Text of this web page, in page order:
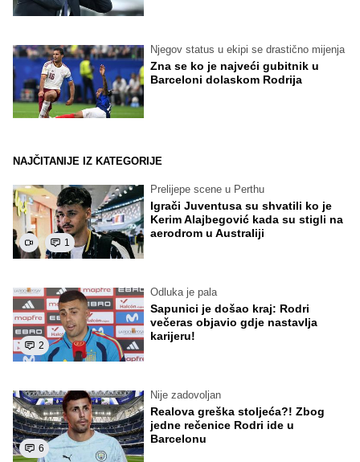
Njegov status u ekipi se drastično mijenja
Zna se ko je najveći gubitnik u
Barceloni dolaskom Rodrija
NAJČITANIJE IZ KATEGORIJE
1
Prelijepe scene u Perthu
Igrači Juventusa su shvatili ko je
Kerim Alajbegović kada su stigli na
aerodrom u Australiji
2
Odluka je pala
Sapunici je došao kraj: Rodri
večeras objavio gdje nastavlja
karijeru!
6
Nije zadovoljan
Realova greška stoljeća?! Zbog
jedne rečenice Rodri ide u
Barcelonu